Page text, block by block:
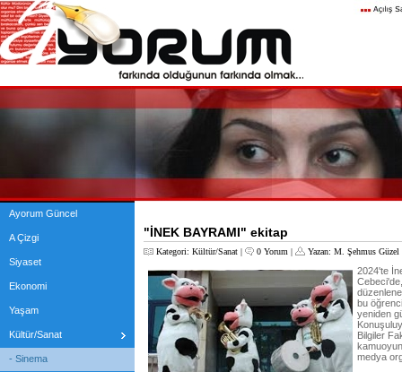
Ayorum Güncel
A Çizgi
Siyaset
Ekonomi
Yaşam
Kültür/Sanat
- Sinema
"İNEK BAYRAMI" ekitap
Kategori: Kültür/Sanat | 0 Yorum | Yazan: M. Şehmus Güzel
2024'te
bu
yeniden
Bilgiler
medya